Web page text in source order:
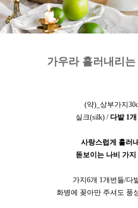
가우라 흘러내리
(약)_상부가지
실크(silk) / 다발 1
사랑스럽게 흘러
돋보이는 나비 가
가지6개 1개번들/다
화병에 꽂아만 주셔도 풍